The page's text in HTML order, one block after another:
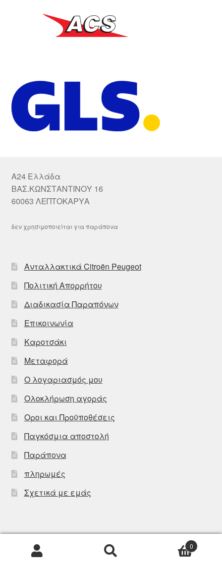
A24 Ελλάδα
ΒΑΣ.ΚΩΝΣΤΑΝΤΙΝΟΥ 16
60063 ΛΕΠΤΟΚΑΡΥΑ
δεν χρησιμοποιείται για παράπονα
Ανταλλακτικά Citroën Peugeot
Πολιτική Απορρήτου
Διαδικασία Παραπόνων
Επικοινωνία
Καροτσάκι
Μεταφορά
Ο λογαριασμός μου
Ολοκλήρωση αγοράς
Οροι και Προϋποθέσεις
Παγκόσμια αποστολή
Παράπονα
πληρωμές
Σχετικά με εμάς
Αναζήτηση
Αναζήτηση
0